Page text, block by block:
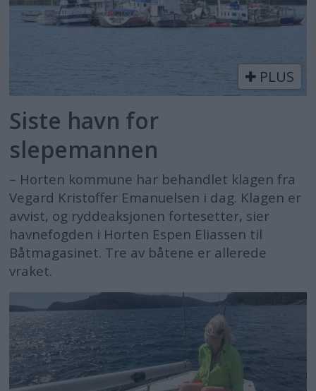
PLUS
Siste havn for
slepemannen
– Horten kommune har behandlet klagen fra
Vegard Kristoffer Emanuelsen i dag. Klagen er
avvist, og ryddeaksjonen fortesetter, sier
havnefogden i Horten Espen Eliassen til
Båtmagasinet. Tre av båtene er allerede
vraket.